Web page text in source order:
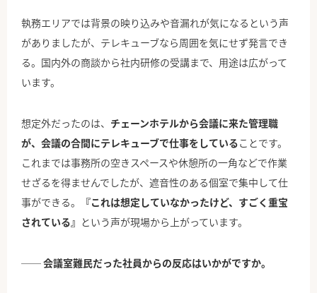
執務エリアでは背景の映り込みや音漏れが気になるという声
がありましたが、テレキューブなら周囲を気にせず発言でき
る。国内外の商談から社内研修の受講まで、用途は広がって
います。
想定外だったのは、 チェーンホテルから会議に来た管理職
が、会議の合間にテレキューブで仕事をしていることです。
これまでは事務所の空きスペースや休憩所の一角などで作業
せざるを得ませんでしたが、遮音性のある個室で集中して仕
事ができる。
『これは想定していなかったけど、すごく重宝
されている』 という声が現場から上がっています。
── 会議室難民だった社員からの反応はいかがですか。